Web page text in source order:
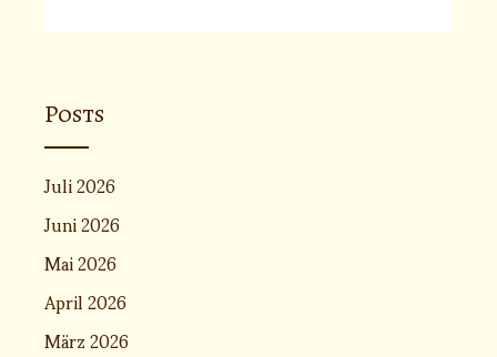
Posts
Juli 2026
Juni 2026
Mai 2026
April 2026
März 2026